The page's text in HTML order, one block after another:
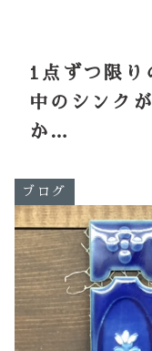
1点ずつ限り
中のシンク
か…
ブログ